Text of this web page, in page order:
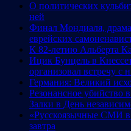
О политических
ней
Финал Мондиаля,
еврейских
К 82-летию Альберта
Ицик Бунцель в
организовал встречу с
Германия: Великий
Резонансное убийство
Залки в День
«Русскоязычные СМИ в
завтра